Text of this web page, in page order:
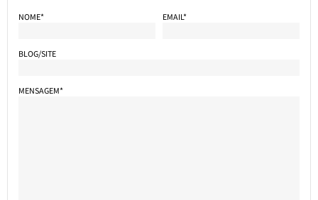
NOME* EMAIL*
BLOG/SITE
MENSAGEM*